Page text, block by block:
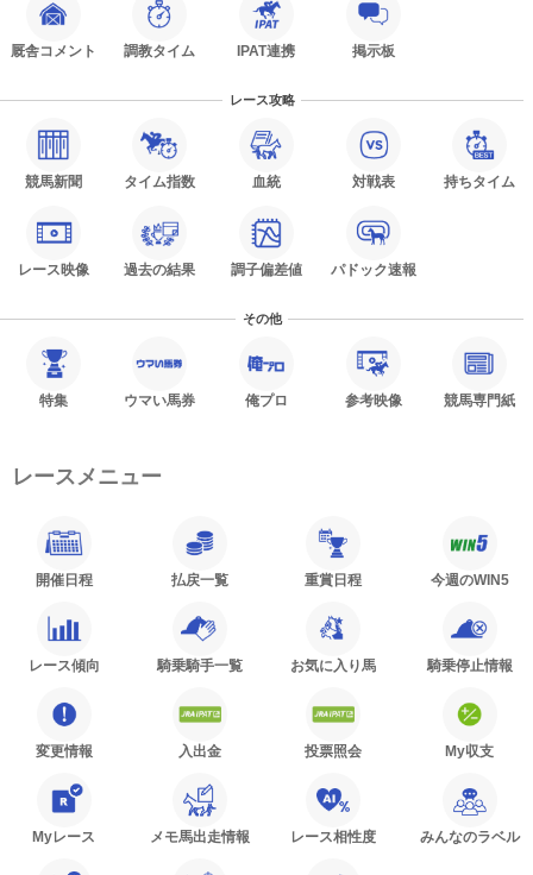
厩舎コメント 調教タイム IPAT連携 掲示板
レース攻略
競馬新聞 タイム指数 血統 対戦表 持ちタイム
レース映像 過去の結果 調子偏差値 パドック速報
その他
特集 ウマい馬券 俺プロ 参考映像 競馬専門紙
レースメニュー
開催日程 払戻一覧 重賞日程 今週のWIN5
レース傾向 騎乗騎手一覧 お気に入り馬 騎乗停止情報
変更情報 入出金 投票照会 My収支
Myレース メモ馬出走情報 レース相性度 みんなのラベル